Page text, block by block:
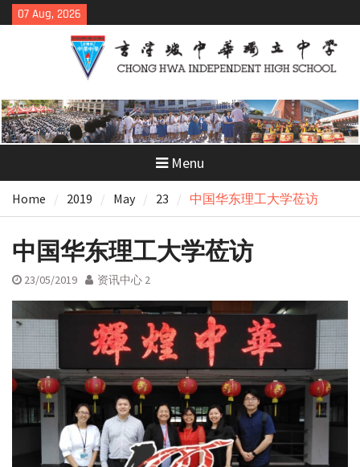
Skip
to
07 Aug, 2026
Menu
Home 2019 May 23 中国华东理工大学莅访
中国华东理工大学莅访
23/05/2019 资讯中心 2